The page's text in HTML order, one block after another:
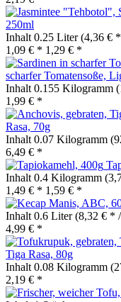
250ml
Inhalt 0.25 Liter(4,36 €
1,09 € * 1,29 € *
scharfer Tomatensoße,
Inhalt 0.155 Kilogramm
1,99 € *
Rasa, 70g
Inhalt 0.07 Kilogramm
6,49 € *
Inhalt 0.4 Kilogramm
1,49 € * 1,59 € *
Inhalt 0.6 Liter(8,32 € *
4,99 € *
Tiga Rasa, 80g
Inhalt 0.08 Kilogramm
2,19 € *